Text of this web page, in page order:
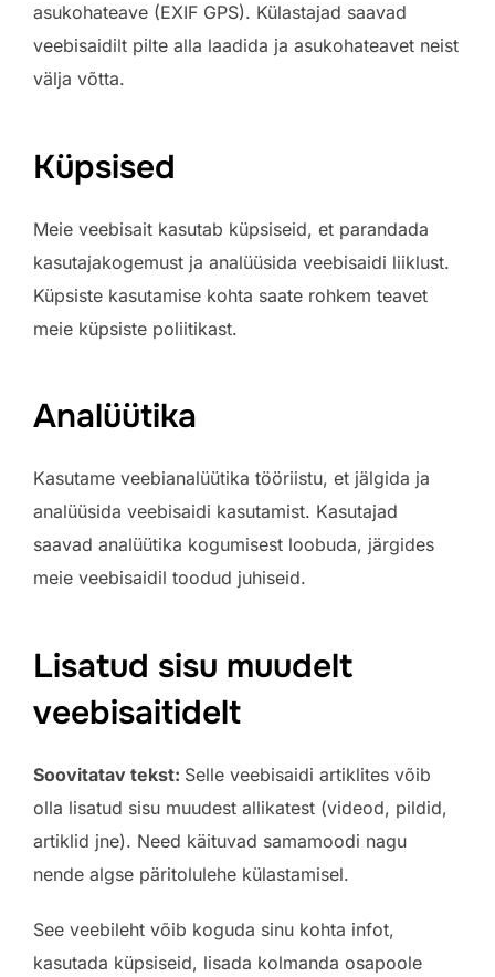
asukohateave (EXIF GPS). Külastajad saavad
veebisaidilt pilte alla laadida ja asukohateavet neist
välja võtta.
Küpsised
Meie veebisait kasutab küpsiseid, et parandada
kasutajakogemust ja analüüsida veebisaidi liiklust.
Küpsiste kasutamise kohta saate rohkem teavet
meie küpsiste poliitikast.
Analüütika
Kasutame veebianalüütika tööriistu, et jälgida ja
analüüsida veebisaidi kasutamist. Kasutajad
saavad analüütika kogumisest loobuda, järgides
meie veebisaidil toodud juhiseid.
Lisatud sisu muudelt
veebisaitidelt
Soovitatav tekst: Selle veebisaidi artiklites võib
olla lisatud sisu muudest allikatest (videod, pildid,
artiklid jne). Need käituvad samamoodi nagu
nende algse päritolulehe külastamisel.
See veebileht võib koguda sinu kohta infot,
kasutada küpsiseid, lisada kolmanda osapoole